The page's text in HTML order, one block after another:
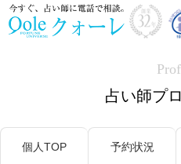
占い師プ
個人TOP 予約状況